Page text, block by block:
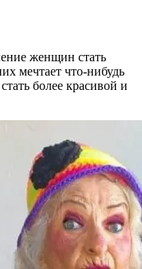
женщин стать
мечтает что-нибудь
более красивой и